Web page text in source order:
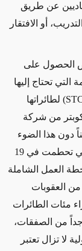
عن طريق
أو الافتقار
الحصول على
تحتاج إليها
) لطائراتها
من شركة
دون هذا الضوء
الأخضر الأمريكي، بما في ذلك المروحية ذاتها التي تحطمت في 19
يناير 2016، رفعت "خطة العمل الشاملة
من العقوبات
مئات الطائرات
جداً من الصفقات،
لا تزال تعتبر